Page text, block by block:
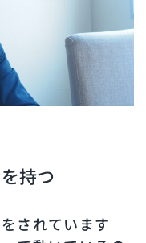
持つ
されています